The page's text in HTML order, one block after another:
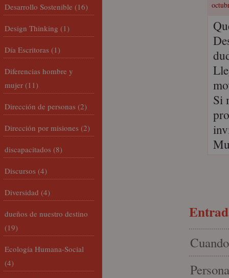
Si
Desarrollo Sostenible (16)
Design Thinking (1)
Día Escritoras (1)
Diferencias hombre y
mujer (11)
Dirección de personas (2)
Dirección por misiones (2)
discapacitados (8)
Discursos (4)
Diversidad (4)
dueños de nuestro destino
(19)
Ecología Humana-Social
(4)